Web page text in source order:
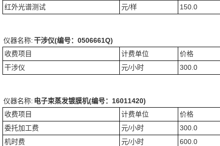
红外光谱测试
元/样 150.0
仪器名称:干涉仪(编号：0506661Q)
收费项目
计费单位
价格
干涉仪
元/小时 300.0
仪器名称: 电子束蒸发镀膜机(编号：16011420)
收费项目
计费单位
价格
委托加工费
元/小时
300.0
机时费
元/小时 600.0